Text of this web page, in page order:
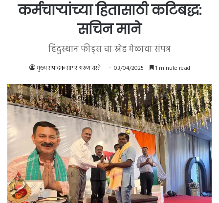
कर्मचाऱ्यांच्या हितासाठी कटिबद्ध:
सचिन माने
हिंदुस्थान फीड्स चा स्नेह मेळावा संपन्न
मुख्य संपादक सागर अरुण सस्ते 03/04/2025 1 minute read